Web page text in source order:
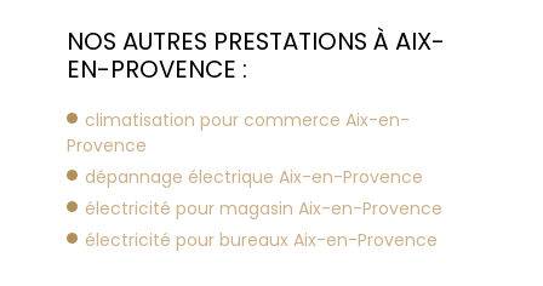
NOS AUTRES PRESTATIONS À AIX-
EN-PROVENCE :
climatisation pour commerce Aix-en-
Provence
dépannage électrique Aix-en-Provence
électricité pour magasin Aix-en-Provence
électricité pour bureaux Aix-en-Provence